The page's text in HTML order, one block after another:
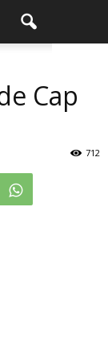
Cap
712